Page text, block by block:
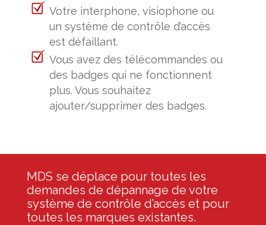
Votre interphone, visiophone ou
un système de contrôle d’accès
est défaillant.
Vous avez des télécommandes ou
des badges qui ne fonctionnent
plus. Vous souhaitez
ajouter/supprimer des badges.
MDS se déplace pour toutes les
demandes de dépannage de votre
système de contrôle d’accès et pour
toutes les marques existantes.